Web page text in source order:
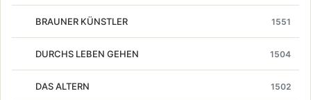
BRAUNER KÜNSTLER 1551
DURCHS LEBEN GEHEN 1504
DAS ALTERN 1502